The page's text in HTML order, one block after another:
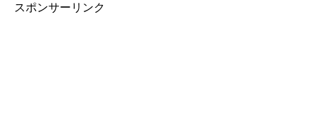
スポンサーリンク